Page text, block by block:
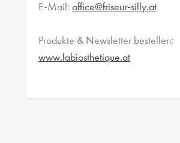
E-Mail: office@friseur-silly.at
Produkte & Newsletter bestellen:
www.labiosthetique.at